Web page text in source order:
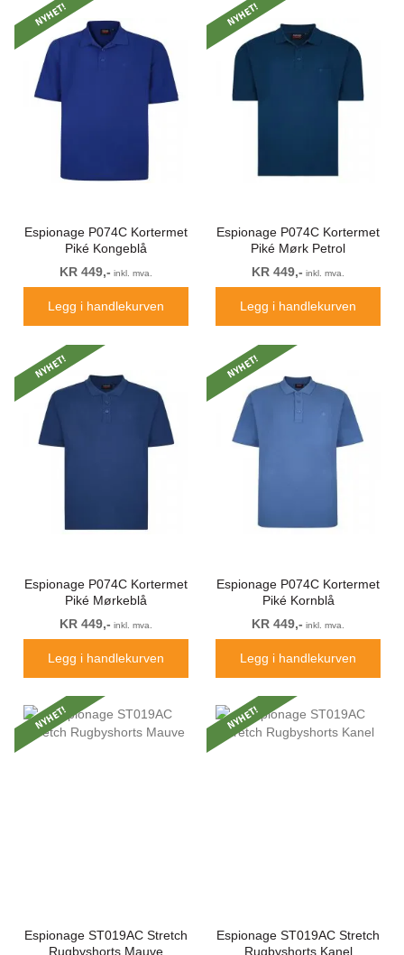
Espionage P074C Kortermet
Piké Kongeblå
NYHET!
KR 449,- inkl. mva.
Legg i handlekurven
Espionage P074C Kortermet
Piké Mørk Petrol
NYHET!
KR 449,- inkl. mva.
Legg i handlekurven
Espionage P074C Kortermet
Piké Mørkeblå
NYHET!
KR 449,- inkl. mva.
Legg i handlekurven
Espionage P074C Kortermet
Piké Kornblå
NYHET!
KR 449,- inkl. mva.
Legg i handlekurven
Espionage ST019AC Stretch
Rugbyshorts Mauve
NYHET!
Espionage ST019AC Stretch
Rugbyshorts Kanel
NYHET!